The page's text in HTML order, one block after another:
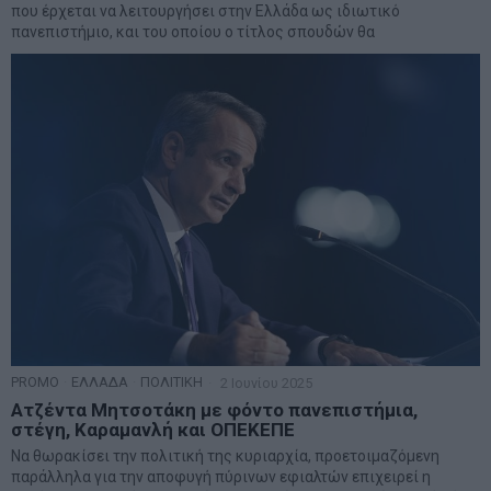
που έρχεται να λειτουργήσει στην Ελλάδα ως ιδιωτικό
πανεπιστήμιο, και του οποίου ο τίτλος σπουδών θα
PROMO ΕΛΛΑΔΑ ΠΟΛΙΤΙΚΗ 2 Ιουνίου 2025
Ατζέντα Μητσοτάκη με φόντο πανεπιστήμια,
στέγη, Καραμανλή και ΟΠΕΚΕΠΕ
Να θωρακίσει την πολιτική της κυριαρχία, προετοιμαζόμενη
παράλληλα για την αποφυγή πύρινων εφιαλτών επιχειρεί η